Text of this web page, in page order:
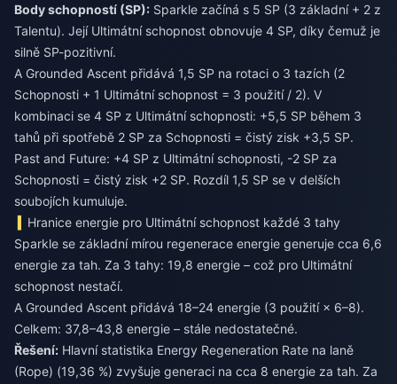
Body schopností (SP): Sparkle začíná s 5 SP (3 základní + 2 z
Talentu). Její Ultimátní schopnost obnovuje 4 SP, díky čemuž je
silně SP-pozitivní.
A Grounded Ascent přidává 1,5 SP na rotaci o 3 tazích (2
Schopnosti + 1 Ultimátní schopnost = 3 použití / 2). V
kombinaci se 4 SP z Ultimátní schopnosti: +5,5 SP během 3
tahů při spotřebě 2 SP za Schopnosti = čistý zisk +3,5 SP.
Past and Future: +4 SP z Ultimátní schopnosti, -2 SP za
Schopnosti = čistý zisk +2 SP. Rozdíl 1,5 SP se v delších
soubojích kumuluje.
Hranice energie pro Ultimátní schopnost každé 3 tahy
Sparkle se základní mírou regenerace energie generuje cca 6,6
energie za tah. Za 3 tahy: 19,8 energie – což pro Ultimátní
schopnost nestačí.
A Grounded Ascent přidává 18–24 energie (3 použití × 6–8).
Celkem: 37,8–43,8 energie – stále nedostatečné.
Řešení: Hlavní statistika Energy Regeneration Rate na laně
(Rope) (19,36 %) zvyšuje generaci na cca 8 energie za tah. Za